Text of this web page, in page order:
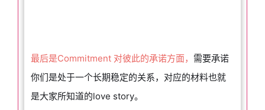
最后是Commitment 对彼此的承诺方面， 需要承诺
你们是处于一个长期稳定的关系，对应的材料也就
是大家所知道的love story。